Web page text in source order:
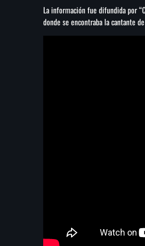
La información fue difundida por
donde se encontraba la cantante